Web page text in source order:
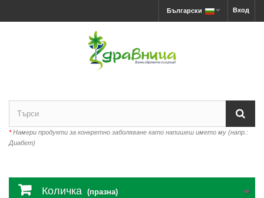
Вход
Български
*Намери продукти за конкретно заболяване като напишеш името му (напр.:
Диабет)
Количка (празна)